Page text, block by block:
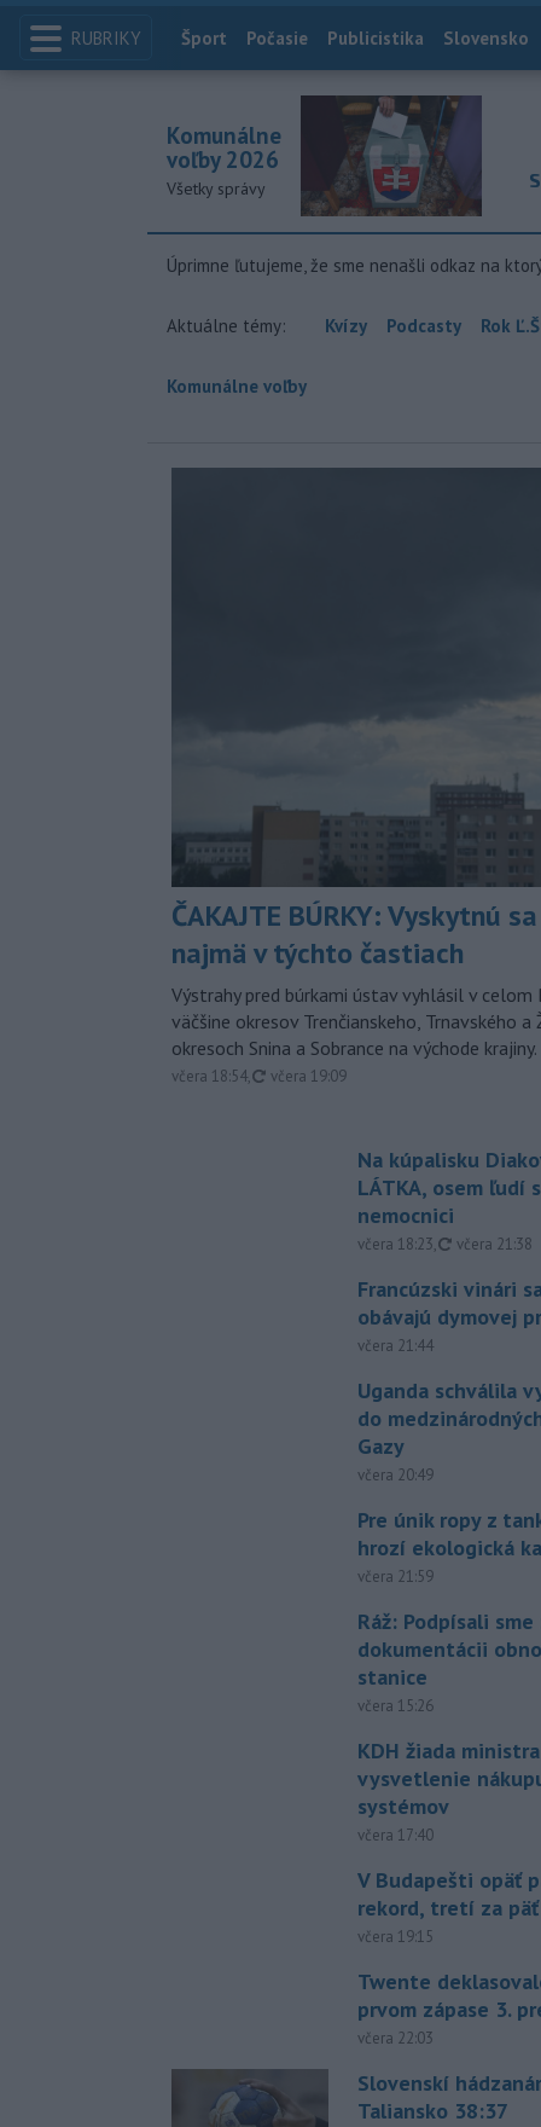
RUBRIKY Index
Šport Počasie Publicistika Slovensko
Komunálne
voľby 2026
Všetky správy
Úprimne ľutujeme, že sme nenašli odkaz na
Aktuálne témy: Kvízy Podcasty Rok
Komunálne voľby
ČAKAJTE BÚRKY: Vyskytnú
najmä v týchto častiach
Výstrahy pred búrkami ústav vyhlásil v
väčšine okresov Trenčianskeho, Trnavského a
okresoch Snina a Sobrance na východe krajiny.
včera 18:54, aktualizované
včera 19:09
Na kúpalisku
LÁTKA, osem ľudí
nemocnici
včera 18:23, aktualizované
včera 21:38
Francúzski vinári
obávajú dymovej
včera 21:44
Uganda schválila
do
Gazy
včera 20:49
Pre únik ropy z
hrozí ekologická
včera 21:59
Ráž: Podpísali
dokumentácii
stanice
včera 15:26
KDH žiada
vysvetlenie
systémov
včera 17:40
V Budapešti opäť
rekord, tretí za
včera 19:15
Twente
prvom zápase 3.
včera 22:03
Slovenskí
Taliansko 38:37